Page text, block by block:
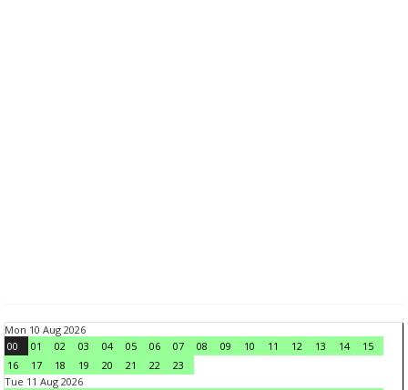
Mon 10 Aug 2026
00
01 02 03 04 05 06 07 08 09 10 11 12 13 14
15
16
17 18 19 20 21 22
23
Tue 11 Aug 2026